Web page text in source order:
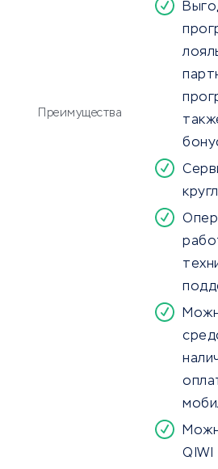
Преимущества
QIWI